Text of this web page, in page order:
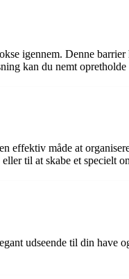
igennem. Denne
kan du nemt
effektiv måde at
til at skabe et specielt
udseende til din have